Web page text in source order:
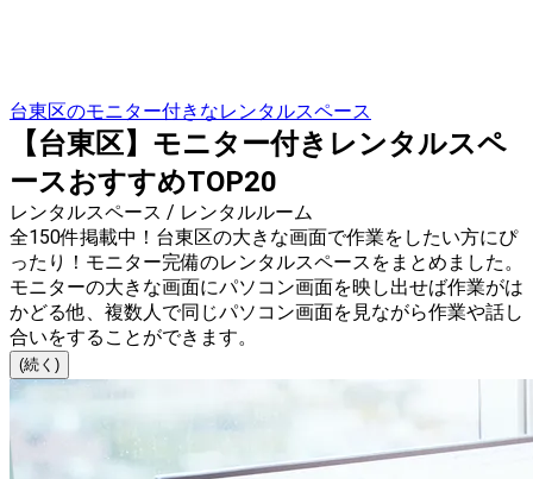
台東区のモニター付きなレンタルスペース
【台東区】モニター付きレンタルスペ
ースおすすめTOP20
レンタルスペース / レンタルルーム
全150件掲載中！台東区の大きな画面で作業をしたい方にぴ
ったり！モニター完備のレンタルスペースをまとめました。
モニターの大きな画面にパソコン画面を映し出せば作業がは
かどる他、複数人で同じパソコン画面を見ながら作業や話し
合いをすることができます。
(続く)